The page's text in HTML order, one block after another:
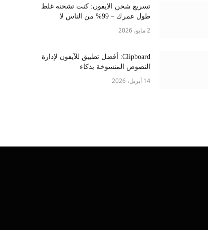
تسريع شحن الايفون: كنت تشحنه غلط
طول عمرك – 99% من الناس لا
يعرفونها2 مايو، 2026
Clipboard: أفضل تطبيق للآيفون لإدارة
النصوص المنسوخة بذكاء
14 أبريل، 2026